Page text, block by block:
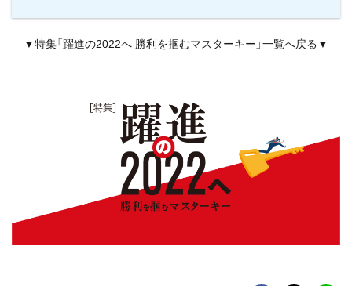
▼特集「躍進の2022へ 勝利を掴むマスターキー」一覧へ戻る▼